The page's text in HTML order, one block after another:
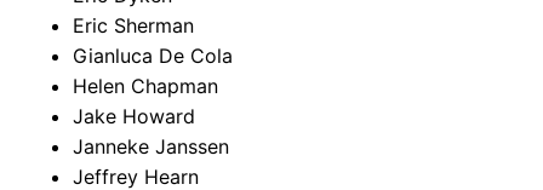
Eric Sherman
Gianluca De Cola
Helen Chapman
Jake Howard
Janneke Janssen
Jeffrey Hearn